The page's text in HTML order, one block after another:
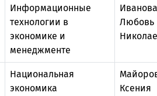
Информационные
технологии в
экономике и
менеджменте
Иванова
Любовь
Национальная
экономика
Ксения